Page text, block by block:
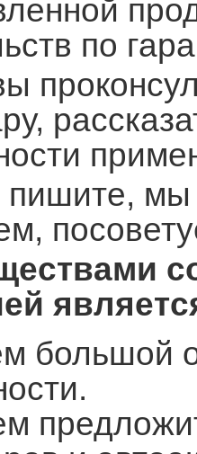
по
пишите, мы
большой